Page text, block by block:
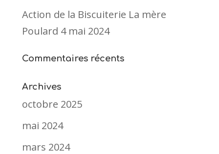
Action de la Biscuiterie La mère
Poulard 4 mai 2024
Commentaires récents
Archives
octobre 2025
mai 2024
mars 2024